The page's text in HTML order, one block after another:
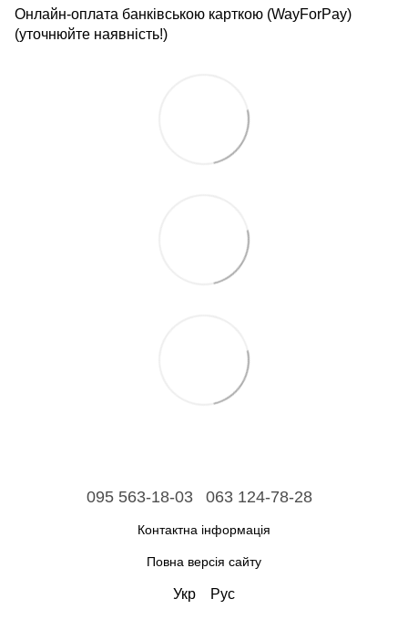
Онлайн-оплата банківською карткою (WayForPay)
(уточнюйте наявність!)
095 563-18-03 063 124-78-28
Контактна інформація
Повна версія сайту
Укр Рус